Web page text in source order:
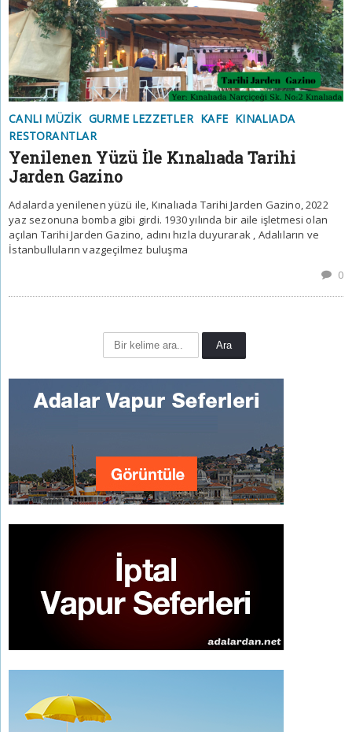
CANLI MÜZIK GURME LEZZETLER KAFE KINALIADA
RESTORANTLAR
Yenilenen Yüzü İle Kınalıada Tarihi
Jarden Gazino
Adalarda yenilenen yüzü ile, Kınalıada Tarihi Jarden Gazino, 2022
yaz sezonuna bomba gibi girdi. 1930 yılında bir aile işletmesi olan
açılan Tarihi Jarden Gazino, adını hızla duyurarak , Adalıların ve
İstanbulluların vazgeçilmez buluşma
0